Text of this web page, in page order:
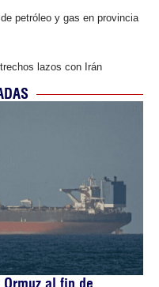
petróleo y gas en provincia
lazos con Irán